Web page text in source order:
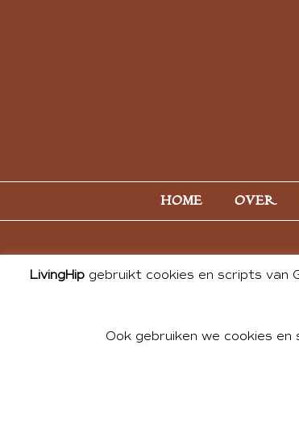
HOME OVER
© 2026 ALL
LivingHip gebruikt cookies en scripts van
Ook gebruiken we cookies